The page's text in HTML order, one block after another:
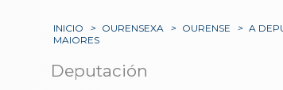
INICIO > OURENSEXA > OURENSE > A
MAIORES
Deputación